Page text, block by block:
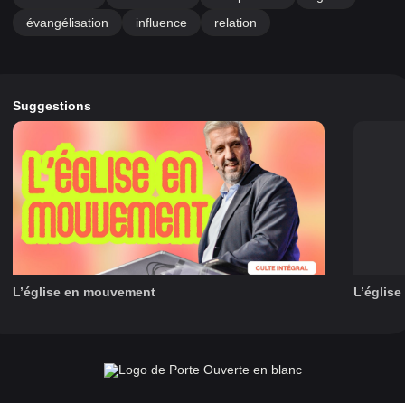
évangélisation
influence relation
Suggestions
L’église en mouvement